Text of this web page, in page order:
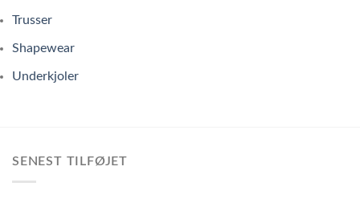
Trusser
Shapewear
Underkjoler
SENEST TILFØJET